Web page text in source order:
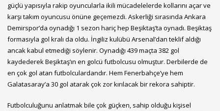
güçlü yapısıyla rakip oyuncularla ikili mücadelelerde kollarını açar ve
karşı takım oyuncusu önüne geçemezdi. Askerliği sırasında Ankara
Demirspor’da oynadığı 1 sezon hariç hep Beşiktaş’ta oynadı. Beşiktaş
formasıyla gol kralı da oldu. İngiliz kulübü Arsenal’dan teklif aldığı
ancak kabul etmediği söylenir. Oynadığı 439 maçta 382 gol
kaydederek Beşiktaş’ın en golcü futbolcusu olmuştur. Derbilerde de
en çok gol atan futbolculardandır. Hem Fenerbahçe’ye hem
Galatasaray’a 30 gol atarak çok zor kırılacak bir rekora sahiptir.
Futbolculuğunu anlatmak bile çok güçken, sahip olduğu kişisel